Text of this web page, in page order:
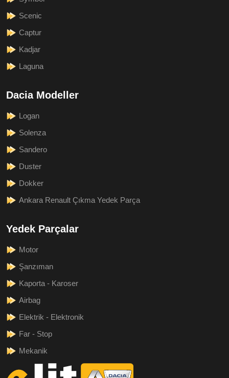
Scenic
Captur
Kadjar
Laguna
Dacia Modeller
Logan
Solenza
Sandero
Duster
Dokker
Ankara Renault Çıkma Yedek Parça
Yedek Parçalar
Motor
Şanzıman
Kaporta - Karoser
Airbag
Elektrik - Elektronik
Far - Stop
Mekanik